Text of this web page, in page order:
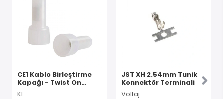
CE1 Kablo Birleştirme
Kapağı - Twist On
Konnektör
KF
JST XH 2.54mm Tunik
Konnektör Terminali
Voltaj